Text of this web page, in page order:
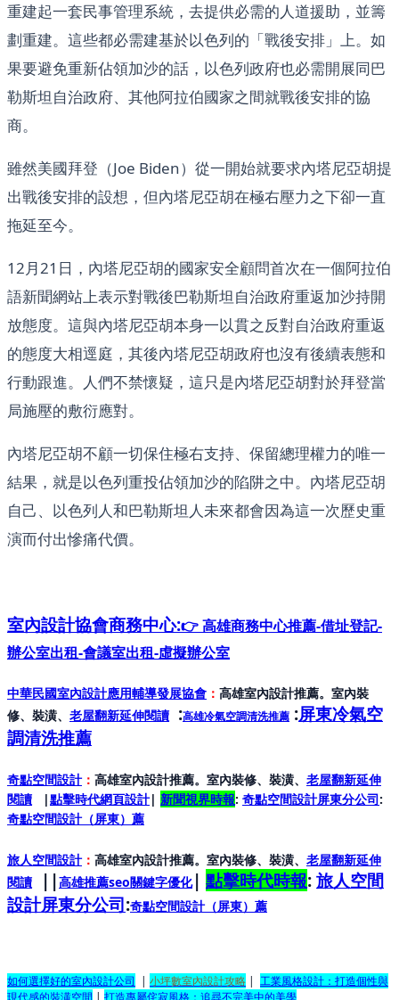
重建起一套民事管理系統，去提供必需的人道援助，並籌
劃重建。這些都必需建基於以色列的「戰後安排」上。如
果要避免重新佔領加沙的話，以色列政府也必需開展同巴
勒斯坦自治政府、其他阿拉伯國家之間就戰後安排的協
商。
雖然美國拜登（Joe Biden）從一開始就要求內塔尼亞胡提
出戰後安排的設想，但內塔尼亞胡在極右壓力之下卻一直
拖延至今。
12月21日，內塔尼亞胡的國家安全顧問首次在一個阿拉伯
語新聞網站上表示對戰後巴勒斯坦自治政府重返加沙持開
放態度。這與內塔尼亞胡本身一以貫之反對自治政府重返
的態度大相逕庭，其後內塔尼亞胡政府也沒有後續表態和
行動跟進。人們不禁懷疑，這只是內塔尼亞胡對於拜登當
局施壓的敷衍應對。
內塔尼亞胡不顧一切保住極右支持、保留總理權力的唯一
結果，就是以色列重投佔領加沙的陷阱之中。內塔尼亞胡
自己、以色列人和巴勒斯坦人未來都會因為這一次歷史重
演而付出慘痛代價。
室內設計協會商務中心:👉 高雄商務中心推薦-借址登記-
辦公室出租-會議室出租-虛擬辦公室
中華民國室內設計應用輔導發展協會 ： 高雄室內設計推薦。室內裝
修、裝潢、 老屋翻新延伸閱讀 :高雄冷氣空調清洗推薦 :屏東冷氣空
調清洗推薦
奇點空間設計： 高雄室內設計推薦。室內裝修、裝潢、 老屋翻新延伸
閱讀 |點擊時代網頁設計| 新聞視界時報: 奇點空間設計屏東分公司:
奇點空間設計（屏東） 薦
旅人空間設計： 高雄室內設計推薦。室內裝修、裝潢、 老屋翻新延伸
閱讀
||高雄推薦seo關鍵字優化| 點擊時代時報: 旅人空間
設計屏東分公司:奇點空間設計（屏東） 薦
如何選擇好的室內設計公司 | 小坪數室內設計攻略 | 工業風格設計：打造個性與
現代感的裝潢空間 | 打造專屬侘寂風格：追尋不完美中的美學